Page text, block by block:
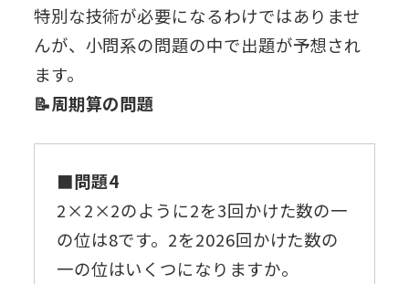
特別な技術が必要になるわけではありませ
んが、小問系の問題の中で出題が予想され
ます。
📝周期算の問題
■問題4
2×2×2のように2を3回かけた数の一
の位は8です。2を2026回かけた数の
一の位はいくつになりますか。